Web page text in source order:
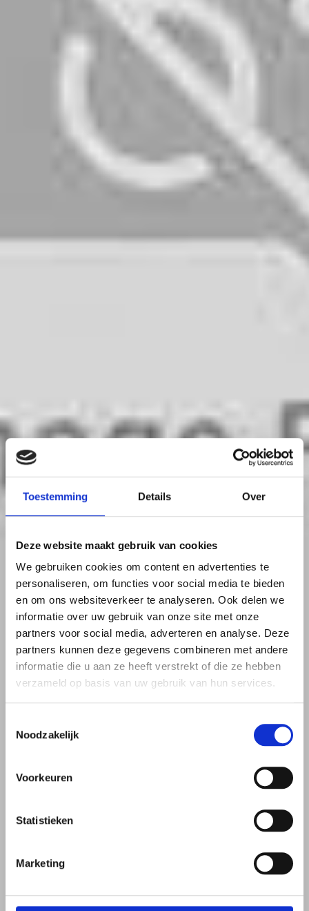
Toestemming Details Over
Deze website maakt gebruik van cookies
We gebruiken cookies om content en advertenties te
personaliseren, om functies voor social media te bieden
en om ons websiteverkeer te analyseren. Ook delen we
informatie over uw gebruik van onze site met onze
partners voor social media, adverteren en analyse. Deze
partners kunnen deze gegevens combineren met andere
informatie die u aan ze heeft verstrekt of die ze hebben
verzameld op basis van uw gebruik van hun services.
Noodzakelijk
Voorkeuren
Statistieken
Marketing